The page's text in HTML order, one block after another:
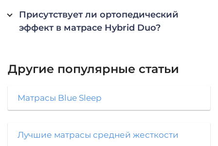
Присутствует ли ортопедический
эффект в матрасе Hybrid Duo?
Другие популярные статьи
Матрасы Blue Sleep
Лучшие матрасы средней жесткости